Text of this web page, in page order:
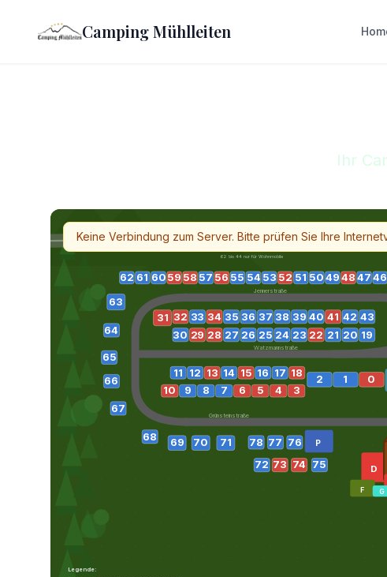
Camping Mühlleiten
Ihr
Keine Verbindung zum Server. Bitte prüfen Sie Ihre
B20 Königsseer Straße
Jennerstraße
Watzmannstraße
Grünsteinstraße
62 bis 44 nur für Wohnmobile
P
D
F G
62 61 605958575655 545352 51 5049484746
31 32 33 34 35 36 37 38 39 40 41 42 43
30 29 28 27 26 25 24 23 22 21 20 19
11 12 13 14 15 16 17 18
2 1
0
10
9 8 7 6 5 4 3
63
64
65
66
67
68 69 70 71 78 77 76
72 73 74 75
Legende: